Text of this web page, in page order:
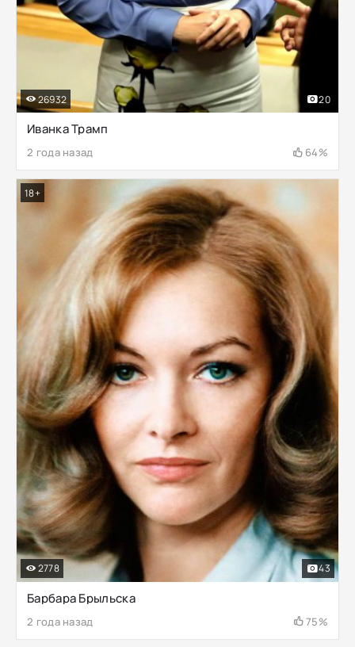
Иванка Трамп
2 года назад 64%
26932 20
Барбара Брыльска
2 года назад 75%
2778 43
18+